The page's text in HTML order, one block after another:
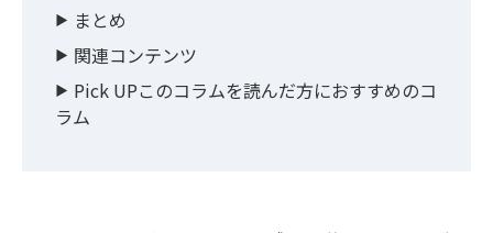
まとめ
関連コンテンツ
Pick UPこのコラムを読んだ方におすすめのコ
ラム